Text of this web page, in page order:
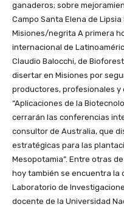
ganaderos; sobre
Campo Santa Elena de
Misiones/negrita A primera
internacional de
Claudio Balocchi, de
disertar en Misiones por
productores, profesionales y
“Aplicaciones de la
cerrarán las conferencias
consultor de Australia, que
estratégicas para las
Mesopotamia”. Entre otras
hoy también se encuentra la
Laboratorio de
docente de la Universidad